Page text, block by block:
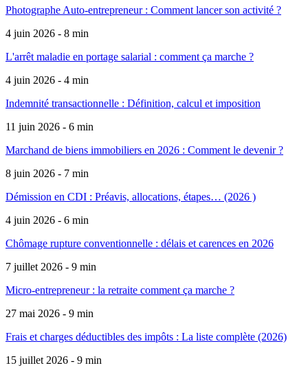
Photographe Auto-entrepreneur : Comment lancer son activité ?
4 juin 2026 - 8 min
L'arrêt maladie en portage salarial : comment ça marche ?
4 juin 2026 - 4 min
Indemnité transactionnelle : Définition, calcul et imposition
11 juin 2026 - 6 min
Marchand de biens immobiliers en 2026 : Comment le devenir ?
8 juin 2026 - 7 min
Démission en CDI : Préavis, allocations, étapes… (2026 )
4 juin 2026 - 6 min
Chômage rupture conventionnelle : délais et carences en 2026
7 juillet 2026 - 9 min
Micro-entrepreneur : la retraite comment ça marche ?
27 mai 2026 - 9 min
Frais et charges déductibles des impôts : La liste complète (2026)
15 juillet 2026 - 9 min